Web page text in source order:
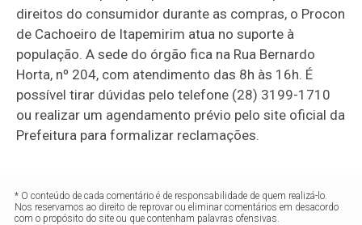
direitos do consumidor durante as compras, o Procon
de Cachoeiro de Itapemirim atua no suporte à
população. A sede do órgão fica na Rua Bernardo
Horta, nº 204, com atendimento das 8h às 16h. É
possível tirar dúvidas pelo telefone (28) 3199-1710
ou realizar um agendamento prévio pelo site oficial da
Prefeitura para formalizar reclamações.
* O conteúdo de cada comentário é de responsabilidade de quem realizá-lo.
Nos reservamos ao direito de reprovar ou eliminar comentários em desacordo
com o propósito do site ou que contenham palavras ofensivas.